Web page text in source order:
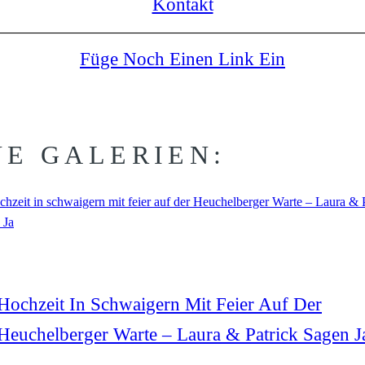
Kontakt
Füge Noch Einen Link Ein
GALERIEN:
In Schwaigern Mit Feier Auf Der
Warte – Laura & Patrick Sagen